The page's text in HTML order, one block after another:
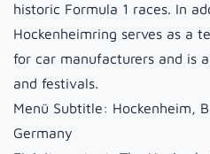
historic Formula 1 races. In
Hockenheimring serves as a
for car manufacturers and is
and festivals.
Menü Subtitle: Hockenheim,
Germany